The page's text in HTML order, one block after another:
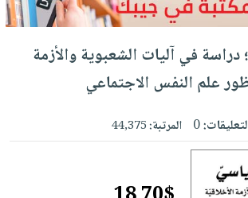
في آليات الشعبوية والأزمة
علم النفس الاجتماعي
0 المرتبة:44,375